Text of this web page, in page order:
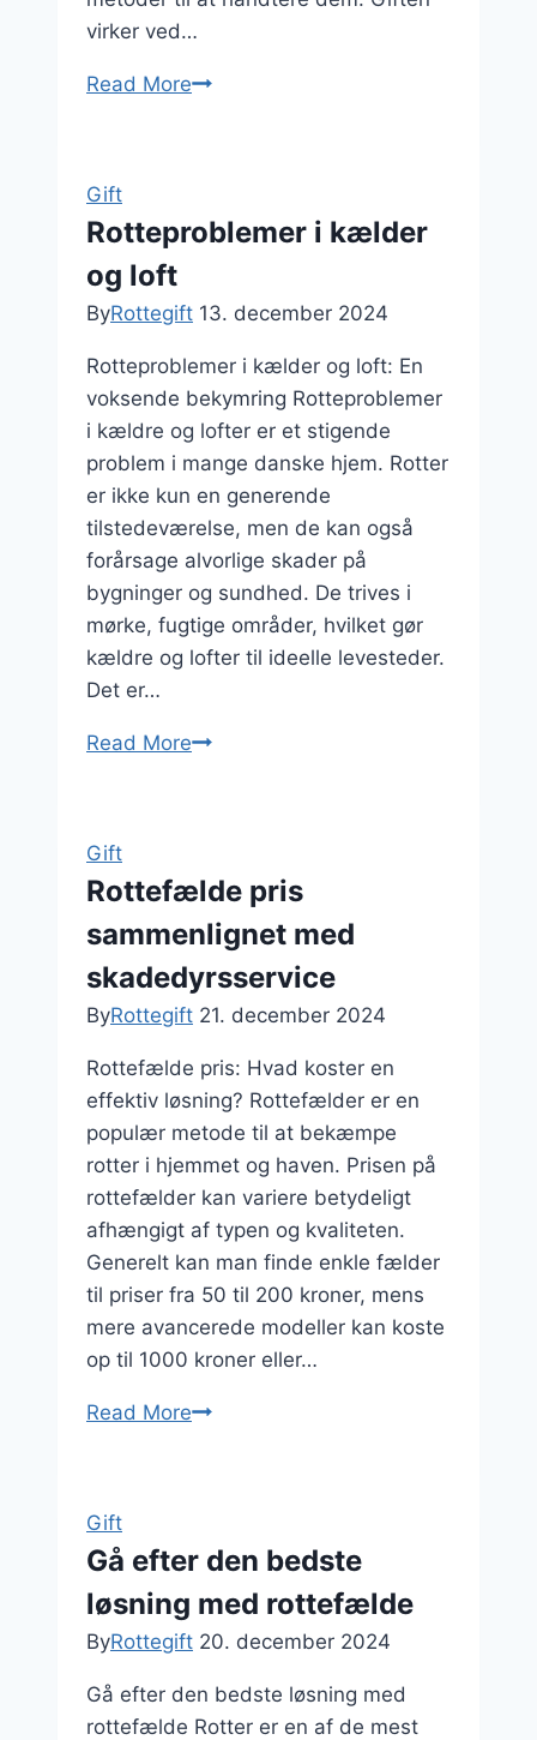
virker ved…
Read Moregift
fungerer
Gift
Rotteproblemer i kælder
og loft
ByRottegift 13. december 2024
Rotteproblemer i kælder og loft: En
voksende bekymring Rotteproblemer
i kældre og lofter er et stigende
problem i mange danske hjem. Rotter
er ikke kun en generende
tilstedeværelse, men de kan også
forårsage alvorlige skader på
bygninger og sundhed. De trives i
mørke, fugtige områder, hvilket gør
kældre og lofter til ideelle levesteder.
Det er…
Read MoreRotteproblemer
Gift
Rottefælde pris
sammenlignet med
skadedyrsservice
ByRottegift 21. december 2024
Rottefælde pris: Hvad koster en
effektiv løsning? Rottefælder er en
populær metode til at bekæmpe
rotter i hjemmet og haven. Prisen på
rottefælder kan variere betydeligt
afhængigt af typen og kvaliteten.
Generelt kan man finde enkle fælder
til priser fra 50 til 200 kroner, mens
mere avancerede modeller kan koste
op til 1000 kroner eller…
Read MoreRottefælde
Gift
Gå efter den bedste
løsning med rottefælde
ByRottegift 20. december 2024
Gå efter den bedste løsning med
rottefælde Rotter er en af de mest